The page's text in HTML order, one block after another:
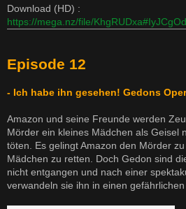
Download (HD) :
https://mega.nz/file/
Episode 12
- Ich habe ihn gesehen! Gedons
Amazon und seine Freunde werden
Mörder ein kleines Mädchen als Geisel
töten. Es gelingt Amazon den Mörder
Mädchen zu retten. Doch Gedon sind
nicht entgangen und nach einer
verwandeln sie ihn in einen gefährlichen